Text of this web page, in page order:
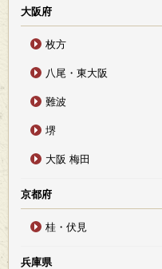
大阪府
枚方
八尾・東大阪
難波
堺
大阪 梅田
京都府
桂・伏見
兵庫県